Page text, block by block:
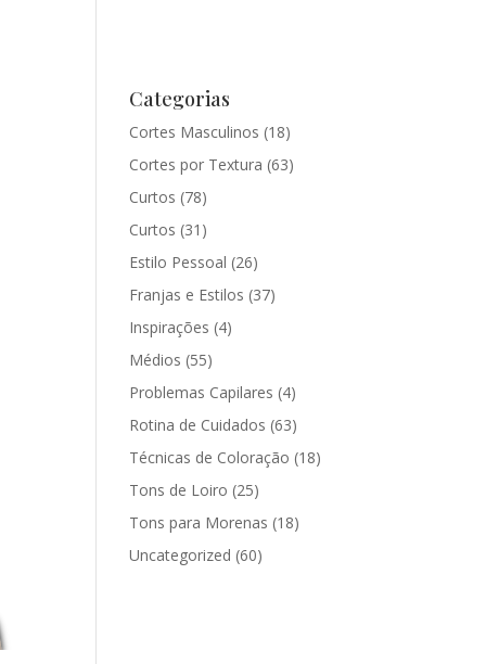
Categorias
Cortes Masculinos (18)
Cortes por Textura (63)
Curtos (78)
Curtos (31)
Estilo Pessoal (26)
Franjas e Estilos (37)
Inspirações (4)
Médios (55)
Problemas Capilares (4)
Rotina de Cuidados (63)
Técnicas de Coloração (18)
Tons de Loiro (25)
Tons para Morenas (18)
Uncategorized (60)